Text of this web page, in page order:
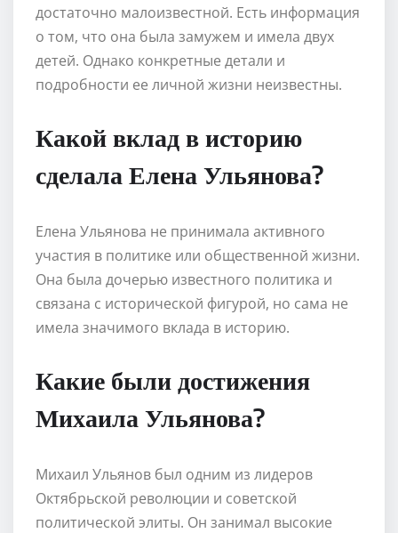
достаточно малоизвестной. Есть информация
о том, что она была замужем и имела двух
детей. Однако конкретные детали и
подробности ее личной жизни неизвестны.
Какой вклад в историю
сделала Елена Ульянова?
Елена Ульянова не принимала активного
участия в политике или общественной жизни.
Она была дочерью известного политика и
связана с исторической фигурой, но сама не
имела значимого вклада в историю.
Какие были достижения
Михаила Ульянова?
Михаил Ульянов был одним из лидеров
Октябрьской революции и советской
политической элиты. Он занимал высокие